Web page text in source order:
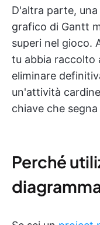
D'altra parte, una
grafico di Gantt
superi nel gioco.
tu abbia raccolto
eliminare
un'attività
chiave che
Perché